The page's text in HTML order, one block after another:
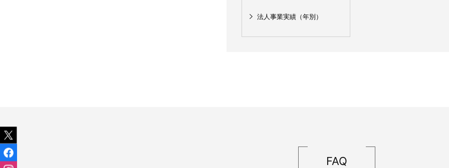
法人事業実績（年別）
FAQ